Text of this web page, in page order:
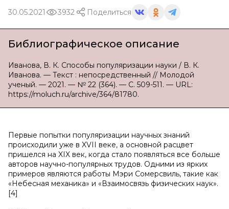
30.05.2021 3932 Поделиться
Библиографическое описание
Иванова, В. К. Способы популяризации науки / В. К.
Иванова. — Текст : непосредственный // Молодой
ученый. — 2021. — № 22 (364). — С. 509-511. — URL:
https://moluch.ru/archive/364/81780.
Первые попытки популяризации научных знаний
происходили уже в XVII веке, а основной расцвет
пришелся на XIX век, когда стало появляться все больше
авторов научно-популярных трудов. Одними из ярких
примеров являются работы Мэри Сомерсвиль, такие как
«Небесная механика» и «Взаимосвязь физических наук».
[4]